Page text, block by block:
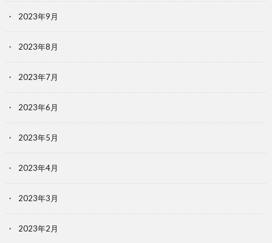
2023年9月
2023年8月
2023年7月
2023年6月
2023年5月
2023年4月
2023年3月
2023年2月